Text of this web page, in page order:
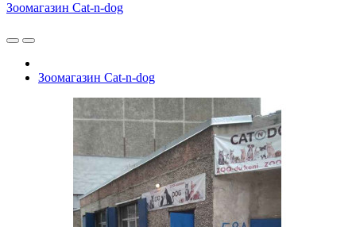
Зоомагазин Cat-n-dog
Зоомагазин Cat-n-dog